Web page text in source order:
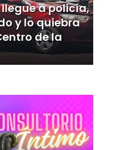
a policía,
y lo quiebra
de la